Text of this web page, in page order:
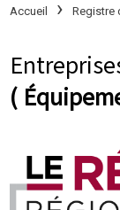
Accueil Registre
(